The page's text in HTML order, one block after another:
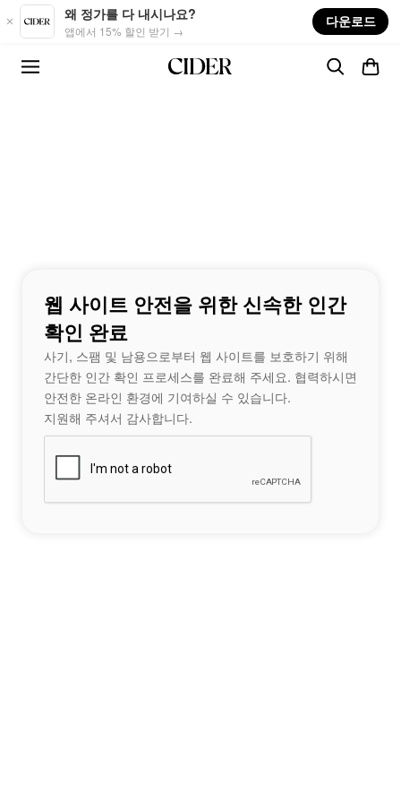
Skip to main content
왜 정가를 다 내시나요?
앱에서 15% 할인 받기 →
다운로드
웹 사이트 안전을 위한 신속한 인간
확인 완료
사기, 스팸 및 남용으로부터 웹 사이트를 보호하기 위해
간단한 인간 확인 프로세스를 완료해 주세요. 협력하시면
안전한 온라인 환경에 기여하실 수 있습니다.
지원해 주셔서 감사합니다.